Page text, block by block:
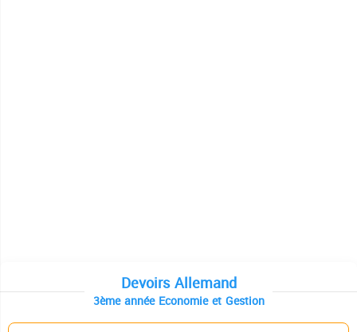
Devoirs Allemand
3ème année Economie et Gestion